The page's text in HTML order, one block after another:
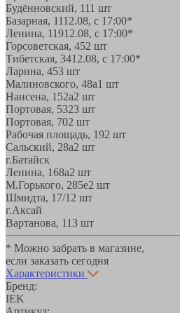
Будённовский, 111 шт
Базарная, 1112.08, с 17:00*
Ленина, 11912.08, с 17:00*
Горсоветская, 452 шт
Тибетская, 3412.08, с 17:00*
Ларина, 453 шт
Малиновского, 48а1 шт
Нансена, 152а2 шт
Портовая, 5323 шт
Портовая, 702 шт
Рабочая площадь, 192 шт
Сальский, 28a2 шт
г.Батайск
Ленина, 168а2 шт
М.Горького, 285е2 шт
Шмидта, 17/1 2 шт
г.Аксай
Вартанова, 113 шт
* Можно забрать в магазине,
если заказать сегодня
Характеристики
Бренд:
IEK